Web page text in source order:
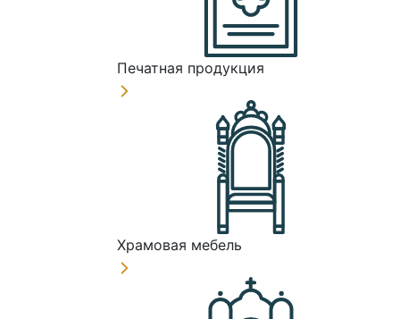
Печатная продукция
Храмовая мебель